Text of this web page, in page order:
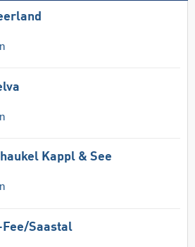
Kappl & See
Fee/​Saastal